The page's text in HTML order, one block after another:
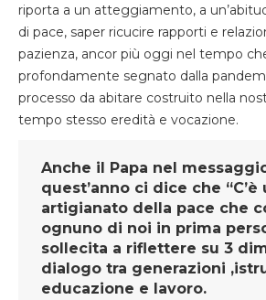
riporta a un atteggiamento, a
di pace, saper ricucire rapporti e
pazienza, ancor più oggi nel tempo
profondamente segnato dalla
processo da abitare costruito nella
tempo stesso eredità e vocazione.
Anche il Papa nel
quest’anno ci dice che “C’è
artigianato della pace che
ognuno di noi in prima
sollecita a riflettere su 3
dialogo tra generazioni
educazione e lavoro.